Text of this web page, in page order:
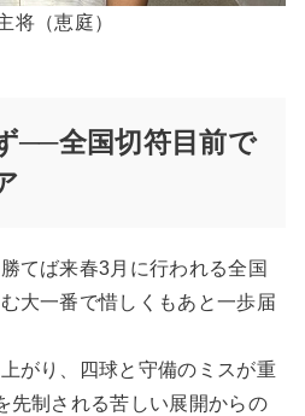
将（恵庭）
──全国切符目前で
てば来春3月に行われる全国
大一番で惜しくもあと一歩届
がり、四球と守備のミスが重
先制される苦しい展開からの